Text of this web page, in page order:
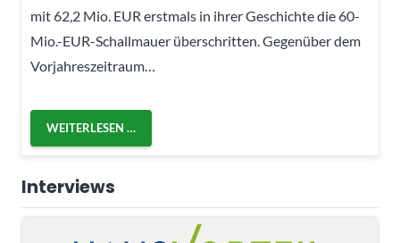
mit 62,2 Mio. EUR erstmals in ihrer Geschichte die 60-
Mio.-EUR-Schallmauer überschritten. Gegenüber dem
Vorjahreszeitraum…
WEITERLESEN …
Interviews